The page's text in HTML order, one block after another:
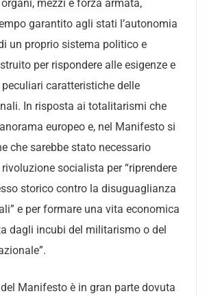
mezzi e forza armata,
garantito agli stati l’autonomia
un proprio sistema politico e
per rispondere alle esigenze e
caratteristiche delle
In risposta ai totalitarismi che
europeo e, nel Manifesto si
che sarebbe stato necessario
socialista per “riprendere
storico contro la disuguaglianza
e per formare una vita economica
dagli incubi del militarismo o del
Manifesto è in gran parte dovuta